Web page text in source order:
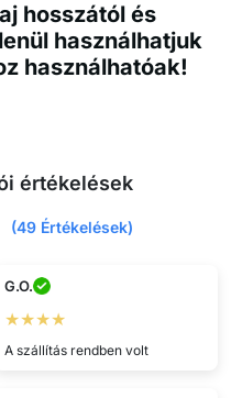
hosszától és
használhatjuk
használhatóak!
értékelések
(49 Értékelések)
G.O.
★★★★
A szállítás rendben volt